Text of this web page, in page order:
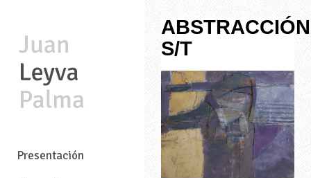
Presentación
ABSTRACCIÓN
S/T